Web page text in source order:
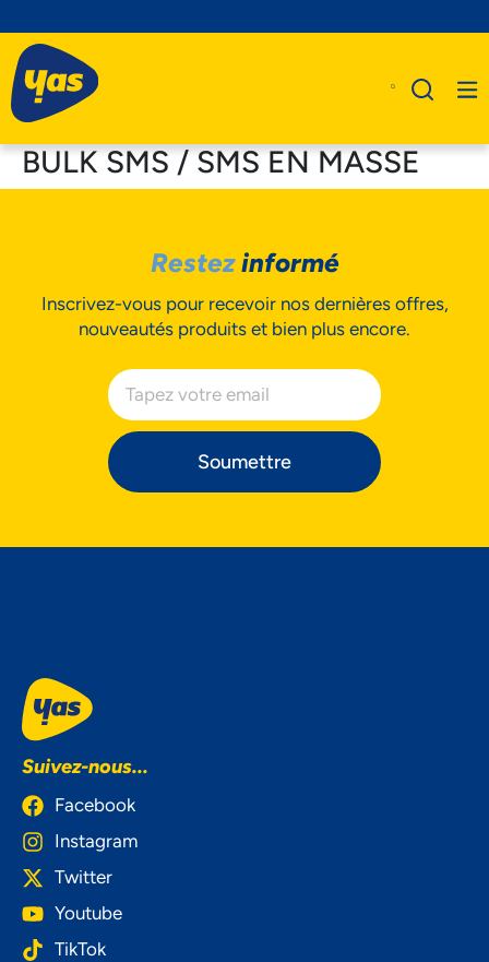
Business
Assistance
BULK SMS / SMS EN MASSE
Restezinformé
Inscrivez-vous pour recevoir nos dernières offres,
nouveautés produits et bien plus encore.
Soumettre
Suivez-nous...
Facebook
Instagram
Twitter
Youtube
TikTok